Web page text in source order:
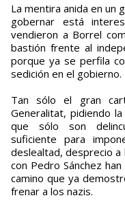
La mentira anida en un
gobernar está
vendieron a Borrel
bastión frente al
porque ya se perfila
sedición en el gobierno.
Tan sólo el gran
Generalitat, pidiendo
que sólo son
suficiente para
deslealtad, desprecio a
con Pedro Sánchez
camino que ya
frenar a los nazis.